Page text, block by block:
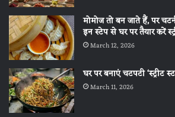
मोमोज तो बन जाते हैं, पर
इन स्टेप से घर पर तैयार करें
March 12, 2026
घर पर बनाएं चटपटी ‘स्ट्रीट
March 11, 2026